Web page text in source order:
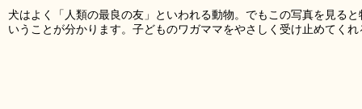
犬はよく「人類の最良の友」といわれる動物。でもこの写真を見る
いうことが分かります。子どものワガママをやさしく受け止めてく